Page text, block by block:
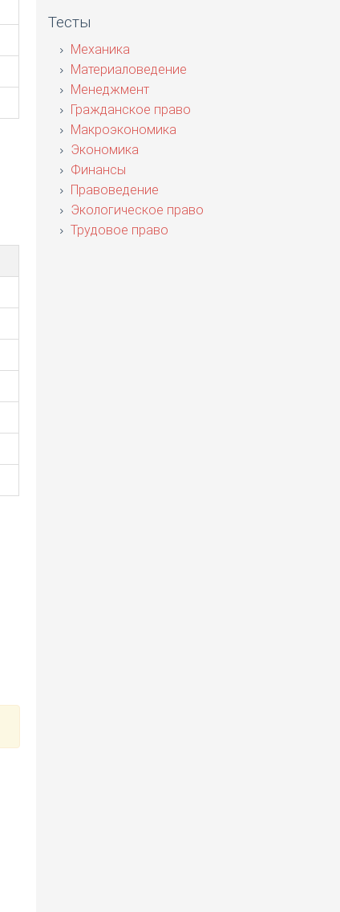
Тесты
Механика
Материаловедение
Менеджмент
Гражданское право
Макроэкономика
Экономика
Финансы
Правоведение
Экологическое право
Трудовое право